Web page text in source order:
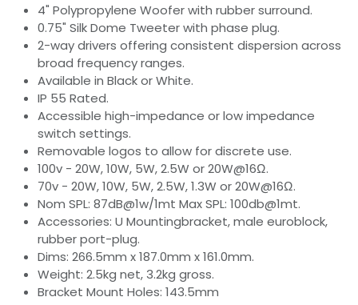
4" Polypropylene Woofer with rubber surround.
0.75" Silk Dome Tweeter with phase plug.
2-way drivers offering consistent dispersion across
broad frequency ranges.
Available in Black or White.
IP 55 Rated.
Accessible high-impedance or low impedance
switch settings.
Removable logos to allow for discrete use.
100v - 20W, 10W, 5W, 2.5W or 20W@16Ω.
70v - 20W, 10W, 5W, 2.5W, 1.3W or 20W@16Ω.
Nom SPL: 87dB@1w/1mt Max SPL: 100db@1mt.
Accessories: U Mountingbracket, male euroblock,
rubber port-plug.
Dims: 266.5mm x 187.0mm x 161.0mm.
Weight: 2.5kg net, 3.2kg gross.
Bracket Mount Holes: 143.5mm